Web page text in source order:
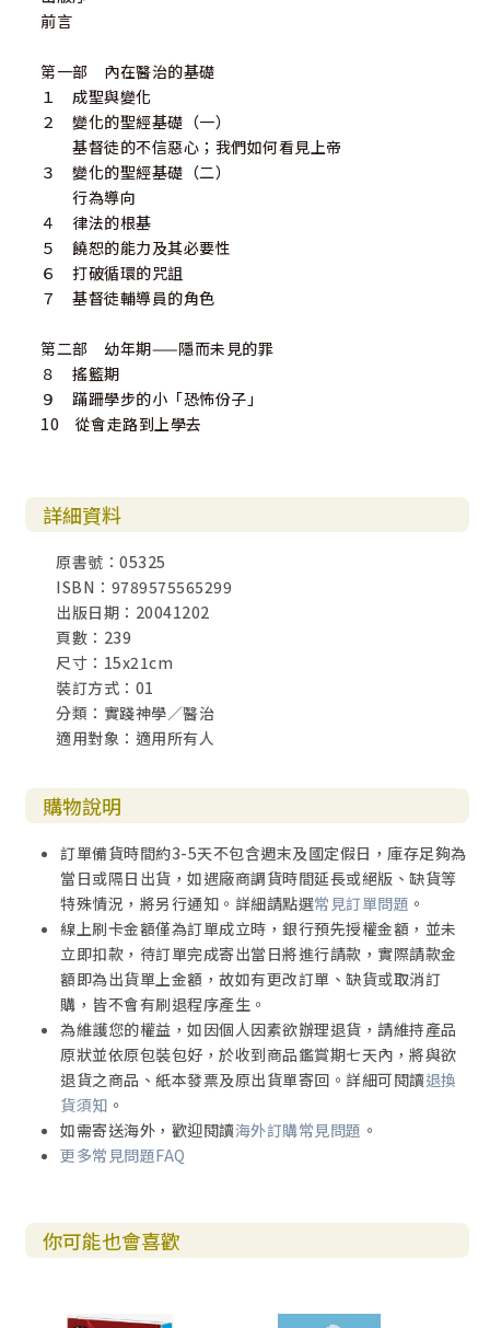
前言
第一部 內在醫治的基礎
１ 成聖與變化
２ 變化的聖經基礎（一）
基督徒的不信惡心；我們如何看見上帝
３ 變化的聖經基礎（二）
行為導向
４ 律法的根基
５ 饒恕的能力及其必要性
６ 打破循環的咒詛
７ 基督徒輔導員的角色
第二部 幼年期——隱而未見的罪
８ 搖籃期
９ 蹣跚學步的小「恐怖份子」
10 從會走路到上學去
詳細資料
原書號：05325
ISBN：9789575565299
出版日期：20041202
頁數：239
尺寸：15x21cm
裝訂方式：01
分類：實踐神學／醫治
適用對象：適用所有人
購物說明
訂單備貨時間約3-5天不包含週末及國定假日，庫存足夠為
當日或隔日出貨，如遇廠商調貨時間延長或絕版、缺貨等
特殊情況，將另行通知。詳細請點選常見訂單問題 。
線上刷卡金額僅為訂單成立時，銀行預先授權金額，並未
立即扣款，待訂單完成寄出當日將進行請款，實際請款金
額即為出貨單上金額，故如有更改訂單、缺貨或取消訂
購，皆不會有刷退程序產生。
為維護您的權益，如因個人因素欲辦理退貨，請維持產品
原狀並依原包裝包好，於收到商品鑑賞期七天內，將與欲
退貨之商品、紙本發票及原出貨單寄回。詳細可閱讀退換
貨須知 。
如需寄送海外，歡迎閱讀海外訂購常見問題 。
更多常見問題FAQ
你可能也會喜歡